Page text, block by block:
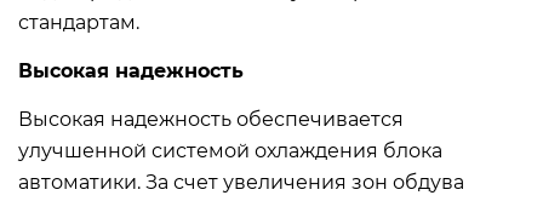
стандартам.
Высокая надежность
Высокая надежность обеспечивается
улучшенной системой охлаждения блока
автоматики. За счет увеличения зон обдува